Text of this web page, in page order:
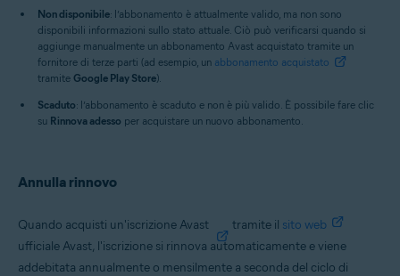
Non disponibile: l’abbonamento è attualmente valido, ma non sono
disponibili informazioni sullo stato attuale. Ciò può verificarsi quando si
aggiunge manualmente un abbonamento Avast acquistato tramite un
fornitore di terze parti (ad esempio, un abbonamento acquistato
tramite Google Play Store).
Scaduto: l’abbonamento è scaduto e non è più valido. È possibile fare clic
su Rinnova adesso per acquistare un nuovo abbonamento.
Annulla rinnovo
Quando acquisti un'iscrizione Avast tramite il sito web
ufficiale Avast, l'iscrizione si rinnova automaticamente e viene
addebitata annualmente o mensilmente a seconda del ciclo di